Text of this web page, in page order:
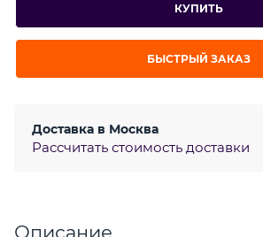
КУПИТЬ
БЫСТРЫЙ ЗАКАЗ
Доставка в Москва
Рассчитать стоимость доставки
Описание